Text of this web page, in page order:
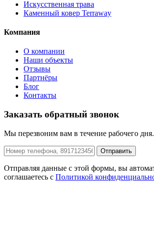
Искусственная трава
Каменный ковер Terraway
Компания
О компании
Наши объекты
Отзывы
Партнёры
Блог
Контакты
Заказать обратный звонок
Мы перезвоним вам в течение рабочего дня.
Отправить
Отправляя данные с этой формы, вы
соглашаетесь с Политикой